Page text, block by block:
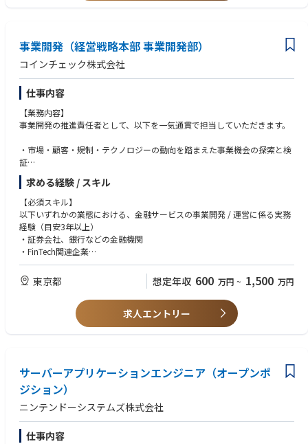
行役員・北田。独自の「思考の4ステップ」などを通じて論点抽出・課題
・幅広い案件に主体的に関わることができる
契約法務や規制対応にとどまらず、M&A、事業提携、プロダクト開発支援
など、多様なテーマを自らリードするチャンスがあります。
・暗号資産の取扱審査に携われる
新規暗号資産の取扱いにあたっての審査を担うことで、暗号資産そのもの
に関する知見を深め、専門性を高める こと ができます。
■チーム構成
グループリーダー
メンバー：2名
派遣社員：1名
他業務委託メンバー
■使用ツール
プロジェクト管理ツール：JIRA,Trello
グループウェア：Google Workspace
チームコミュニケーションツール：Slack
■関連記事
コインチェック採用サイト
コインチェック株式会社 採用サイト
Company Deck
コインチェック会社紹介資料/Coincheck Company description
「法令遵守」と「事業推進」を両立させるチームへ 。 コインチェック法
務・コンプライアンス本部・執行役員 北田氏インタビュー
・成長フェーズ ：既にユーザー基盤・認知は確立されており、営業体制の
強化により今後さらなる成長余地がある拡張フェーズです。
・プロダクトマネジメントの経験
・データ分析に基づく商材企画・プライシング設計の知見
＜経験＞
・ヘルスケア・医療領域での営業または事業開発経験
・複数事業・プロダクトを横断した営業組織の立ち上げ経験
・純広告・タイアップ・アライアンスなど多様な広告商材の販売経験
・SaaS/広告/HRTech等の無形商材営業経験
・営業企画・事業企画経験
【求める人物像】
メドレーにおけるOur Essentialsの多くを理解し体現できる方。
特に以下の項目:
・信頼を獲得する ：広告主との信頼関係を構築し、長期的なパートナーシ
ップを育む。社内の各プロダクトチームからも信頼され、組織横断の協力
体制を築ける。
・誰よりも詳しく ：担当する複数プロダクト（Lalune、頭痛ーる、お天
気.com、医療事典、melmo、アットリンクビジョン）のユーザー特性・
メディア価値・市場について深い知識を持ち、顧客に対して的確な情報提
・成果を出す ：強い当事者意識で売上目標達成に向け自ら行動し続ける。
商材の見直しや新規スキームの構築など、現状に満足せず収益拡大に向け
た施策を推進できる。
事業開発（経営戦略本部 事業開発部）
コインチェック株式会社
仕事内容
【業務内容】
事業開発の推進責任者として、以下を一気通貫で担当していただきます。
・市場・顧客・規制・テクノロジーの動向を踏まえた事業機会の探索と検
証
・提供価値、ビジネスモデル、収益構造、業務・協業スキームの設計
・協業パートナーの開拓、提案・交渉およびリレーションシップの構築
・社内外のステークホルダーを巻き込んだ、事業・サービス開発プロジェ
クトの推進
・事業性・実現性の評価、意思決定支援および立ち上げ後の事業成長
求める経験 / スキル
【必須スキル】
以下いずれかの業態における、金融サービスの事業開発 / 運営に係る実務
経験（目安3年以上）
・証券会社、銀行などの金融機関
・FinTech関連企業
・クリプト関連のビジネス展開企業
・コンサルティングファーム（事業会社との伴走経験）
・社内外の複数のステークホルダーを巻き込み、事業・サービスの企画か
ら立ち上げまでプロジェクトをリードした経験
・不確実性の高いテーマについて、自ら論点・仮説を設定し、検証から意
・法務・コンプライアンス・開発等、複数部門を横断したプロジェクト推
進経験
・意思決定をスムーズに促す、高度な情報構造化・ドキュメント作成能力
・金融規制を踏まえた新規事業・サービスの立ち上げ経験
・BtoB、BtoBtoC、API・プラットフォーム型の事業開発経験
・他社との共同事業・アライアンスをリードした経験
東京都 想定年収 600 万円 ~ 1,500 万円
求人エントリー
サーバーアプリケーションエンジニア（オープンポ
ジション）
ニンテンドーシステムズ株式会社
仕事内容